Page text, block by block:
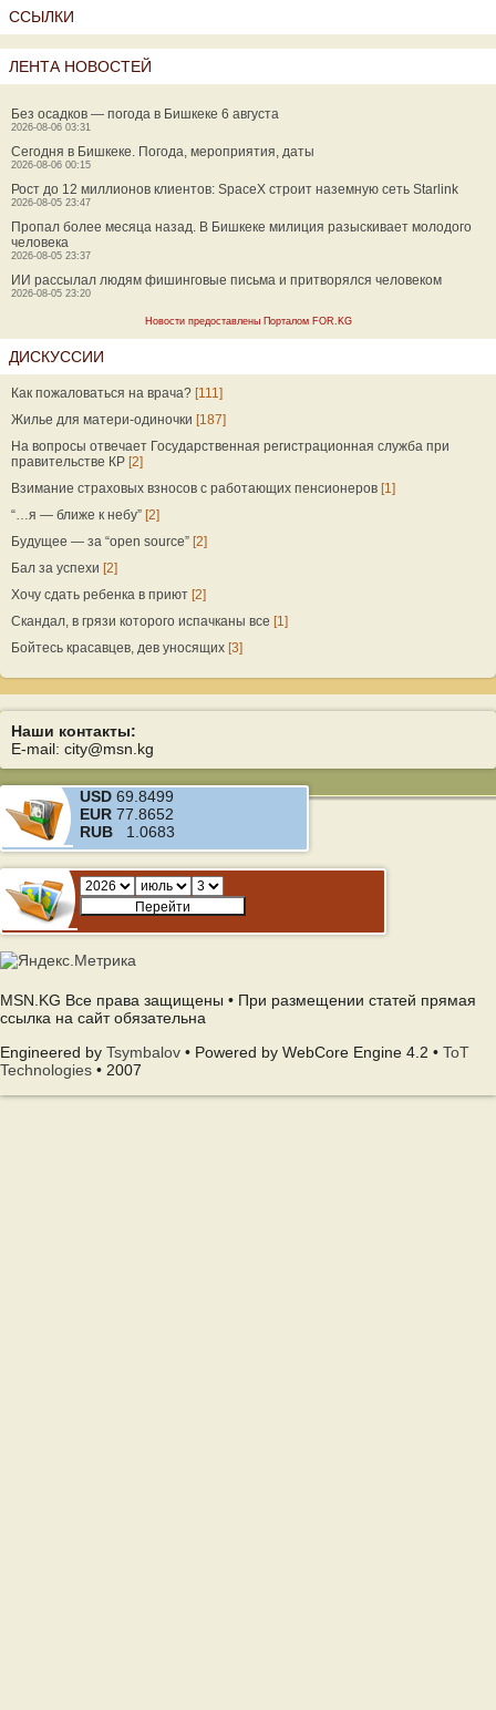
ССЫЛКИ
ЛЕНТА НОВОСТЕЙ
Без осадков — погода в Бишкеке 6 августа
2026-08-06 03:31
Сегодня в Бишкеке. Погода, мероприятия, даты
2026-08-06 00:15
Рост до 12 миллионов клиентов: SpaceX строит наземную сеть Starlink
2026-08-05 23:47
Пропал более месяца назад. В Бишкеке милиция разыскивает молодого
человека
2026-08-05 23:37
ИИ рассылал людям фишинговые письма и притворялся человеком
2026-08-05 23:20
Новости предоставлены Порталом FOR.KG
ДИСКУССИИ
Как пожаловаться на врача? [111]
Жилье для матери-одиночки [187]
На вопросы отвечает Государственная регистрационная служба при
правительстве КР [2]
Взимание страховых взносов с работающих пенсионеров [1]
“…я — ближе к небу” [2]
Будущее — за “open source” [2]
Бал за успехи [2]
Хочу сдать ребенка в приют [2]
Скандал, в грязи которого испачканы все [1]
Бойтесь красавцев, дев уносящих [3]
Наши контакты:
E-mail: city@msn.kg
USD 69.8499
EUR 77.8652
RUB 1.0683
MSN.KG Все права защищены • При размещении статей прямая
ссылка на сайт обязательна
Engineered by Tsymbalov • Powered by WebCore Engine 4.2 • ToT
Technologies • 2007